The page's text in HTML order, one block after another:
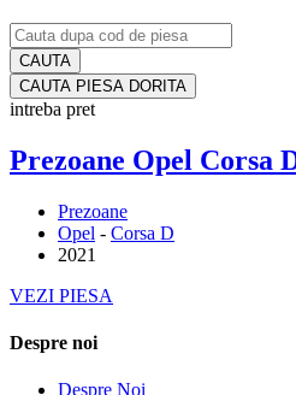
CAUTA PIESA DORITA
intreba pret
Prezoane Opel Corsa
Prezoane
Opel - Corsa D
2021
VEZI PIESA
Despre noi
Despre Noi